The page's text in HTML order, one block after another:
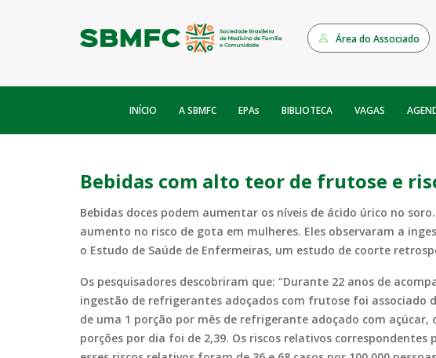
Área do Associado
INÍCIO A SBMFC EPAs BIBLIOTECA VAGAS
Bebidas com alto teor de frutose e
Bebidas doces podem aumentar os níveis de ácido úrico no
aumento no risco de gota em mulheres. Eles observaram a
o Estudo de Saúde de Enfermeiras, um estudo de coorte
Os pesquisadores descobriram que: "Durante 22 anos de
ingestão de refrigerantes adoçados com frutose foi associado
de uma 1 porção por mês de refrigerante adoçado com
porções por dia foi de 2,39. Os riscos relativos